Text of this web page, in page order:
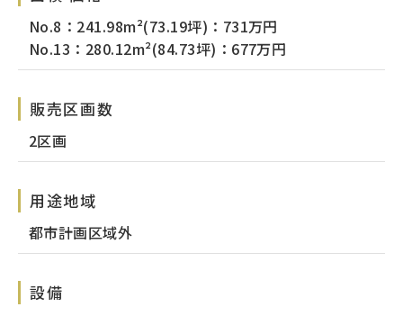
No.8：241.98m²(73.19坪)：731万円
No.13：280.12m²(84.73坪)：677万円
販売区画数
2区画
用途地域
都市計画区域外
設備